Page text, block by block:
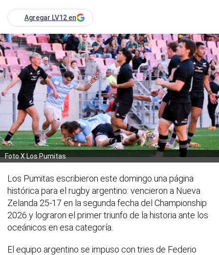
Agregar LV12 en
Foto X Los Pumitas
Los Pumitas escribieron este domingo una página
histórica para el rugby argentino: vencieron a Nueva
Zelanda 25-17 en la segunda fecha del Championship
2026 y lograron el primer triunfo de la historia ante los
oceánicos en esa categoría.
El equipo argentino se impuso con tries de Federio